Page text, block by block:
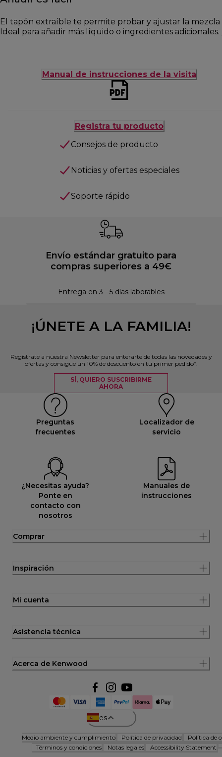
El tapón extraíble te permite probar y ajustar la
Ideal para añadir más líquido o ingredientes adicionales.
Manual de instrucciones de la visita
Registra tu producto
Consejos de producto
Noticias y ofertas especiales
Soporte rápido
Envío estándar gratuito para
compras superiores a 49€
Entrega en 3 - 5 días laborables
¡ÚNETE A LA FAMILIA!
Regístrate a nuestra Newsletter para enterarte de todas las novedades y
ofertas y consigue un 10% de descuento en tu primer pedido*.
SÍ, QUIERO SUSCRIBIRME
AHORA
Preguntas
frecuentes
Localizador de
servicio
¿Necesitas ayuda?
Ponte en
contacto con
nosotros
Manuales de
instrucciones
Comprar
Inspiración
Mi cuenta
Asistencia técnica
Acerca de Kenwood
es
Medio ambiente y cumplimiento Política de privacidad
Política de
Términos y condiciones
Notas legales Accessibility Statement